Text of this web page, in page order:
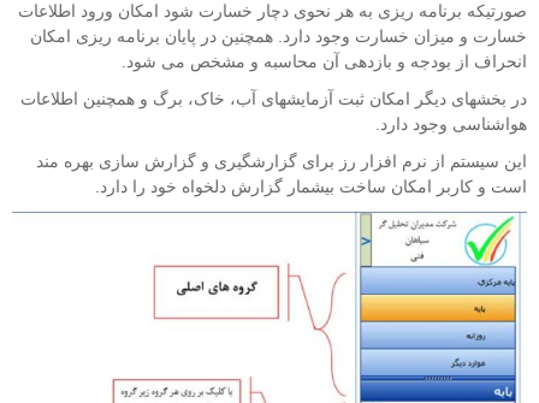
صورتیکه برنامه ریزی به هر نحوی دچار خسارت شود امکان ورود اطلاعات
خسارت و میزان خسارت وجود دارد. همچنین در پایان برنامه ریزی امکان
انحراف از بودجه و بازدهی آن محاسبه و مشخص می شود.
در بخشهای دیگر امکان ثبت آزمایشهای آب، خاک، برگ و همچنین اطلاعات
هواشناسی وجود دارد.
این سیستم از نرم افزار رز برای گزارشگیری و گزارش سازی بهره مند
است و کاربر امکان ساخت بیشمار گزارش دلخواه خود را دارد.